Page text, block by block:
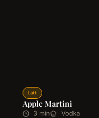
Lätt
Apple Martini
3 min Vodka